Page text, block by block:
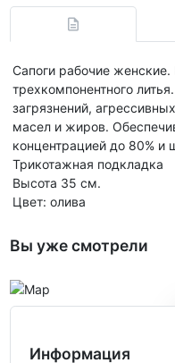
Сапоги рабочие
трехкомпонентного
загрязнений,
масел и жиров.
концентрацией до 80% и
Трикотажная подкладка
Высота 35 см.
Цвет: олива
Вы уже смотрели
Информация